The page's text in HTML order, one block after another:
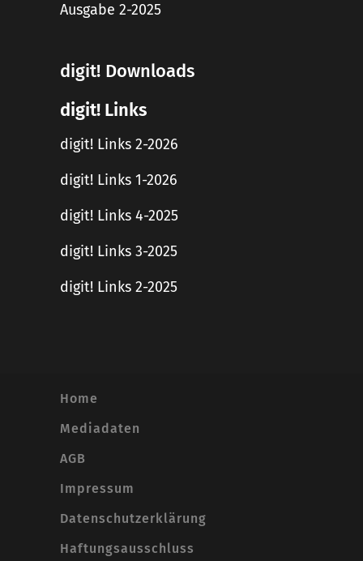
Ausgabe 2-2025
digit! Downloads
digit! Links
digit! Links 2-2026
digit! Links 1-2026
digit! Links 4-2025
digit! Links 3-2025
digit! Links 2-2025
Home
Mediadaten
AGB
Impressum
Datenschutzerklärung
Haftungsausschluss